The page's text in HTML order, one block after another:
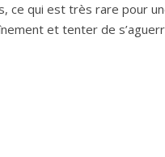
qui est très rare pour
et tenter de